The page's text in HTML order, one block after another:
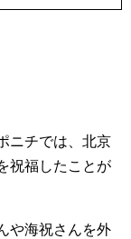
ニチでは、北京
祝福したことが
や海祝さんを外